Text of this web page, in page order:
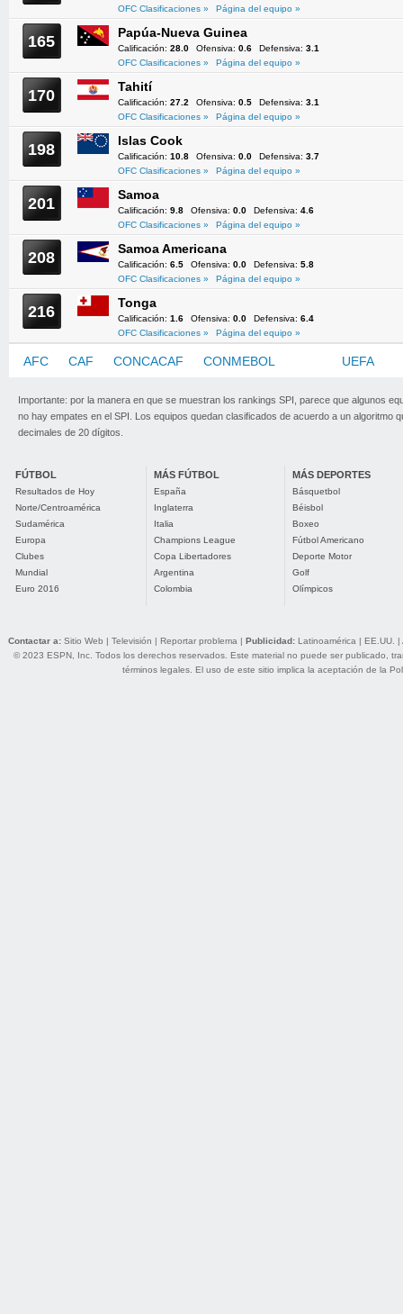
OFC Clasificaciones »
Página del equipo »
165 Papúa-Nueva Guinea
Calificación: 28.0 Ofensiva: 0.6 Defensiva: 3.1
OFC Clasificaciones »
Página del equipo »
170 Tahití
Calificación: 27.2 Ofensiva: 0.5 Defensiva: 3.1
OFC Clasificaciones »
Página del equipo »
198 Islas Cook
Calificación: 10.8 Ofensiva: 0.0 Defensiva: 3.7
OFC Clasificaciones »
Página del equipo »
201 Samoa
Calificación: 9.8 Ofensiva: 0.0 Defensiva: 4.6
OFC Clasificaciones »
Página del equipo »
208 Samoa Americana
Calificación: 6.5 Ofensiva: 0.0 Defensiva: 5.8
OFC Clasificaciones »
Página del equipo »
216 Tonga
Calificación: 1.6 Ofensiva: 0.0 Defensiva: 6.4
OFC Clasificaciones »
Página del equipo »
AFC CAF CONCACAF CONMEBOL UEFA
Importante: por la manera en que se muestran los rankings SPI, parece que algunos
no hay empates en el SPI. Los equipos quedan clasificados de acuerdo a un algoritmo
decimales de 20 dígitos.
FÚTBOL
Resultados de Hoy
Norte/Centroamérica
Sudamérica
Europa
Clubes
Mundial
Euro 2016
MÁS FÚTBOL
España
Inglaterra
Italia
Champions League
Copa Libertadores
Argentina
Colombia
MÁS DEPORTES
Básquetbol
Béisbol
Boxeo
Fútbol Americano
Deporte Motor
Golf
Olímpicos
Contactar a: Sitio Web | Televisión | Reportar problema | Publicidad: Latinoamérica | EE.UU. |
© 2023 ESPN, Inc. Todos los derechos reservados. Este material no puede ser publicado,
términos legales. El uso de este sitio implica la aceptación de la